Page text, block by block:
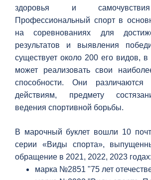
здоровья и
Профессиональный спорт в
на соревнованиях для
результатов и выявления
существует около 200 его видов,
может реализовать свои
способности. Они
действиям, предмету
ведения спортивной борьбы.
В марочный буклет вошли 10
серии «Виды спорта»,
обращение в 2021, 2022, 2023 годах:
марка №2851 "75 лет